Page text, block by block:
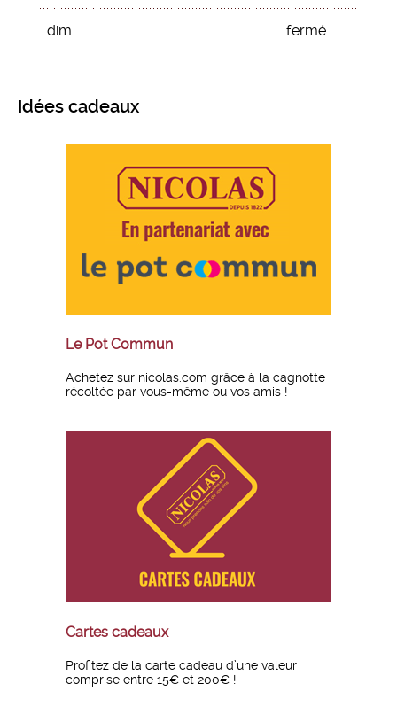
dim. fermé
Idées cadeaux
Le Pot Commun
Achetez sur nicolas.com grâce à la cagnotte
récoltée par vous-même ou vos amis !
Cartes cadeaux
Profitez de la carte cadeau d’une valeur
comprise entre 15€ et 200€ !